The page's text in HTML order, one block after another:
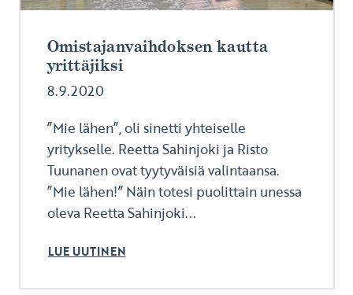
Omistajanvaihdoksen kautta
yrittäjiksi
8.9.2020
”Mie lähen”, oli sinetti yhteiselle
yritykselle. Reetta Sahinjoki ja Risto
Tuunanen ovat tyytyväisiä valintaansa.
”Mie lähen!” Näin totesi puolittain unessa
oleva Reetta Sahinjoki...
LUE UUTINEN